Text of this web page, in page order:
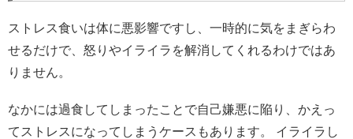
ストレス食いは体に悪影響ですし、一時的に気をまぎらわ
せるだけで、怒りやイライラを解消してくれるわけではあ
りません。
なかには過食してしまったことで自己嫌悪に陥り、かえっ
てストレスになってしまうケースもあります。 イライラし